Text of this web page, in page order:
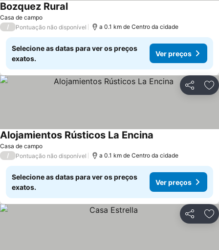
Casa de campo
Bozquez RuralVer preços
/ Pontuação não disponível a 0.1 km de Centro da cidade
Selecione as datas para ver os preços
exatos.
Ver preços
Partilhar
Casa de campo
Alojamientos Rústicos La Encina
/ Pontuação não disponível a 0.1 km de Centro da cidade
Selecione as datas para ver os preços
exatos.
Ver preços
Partilhar